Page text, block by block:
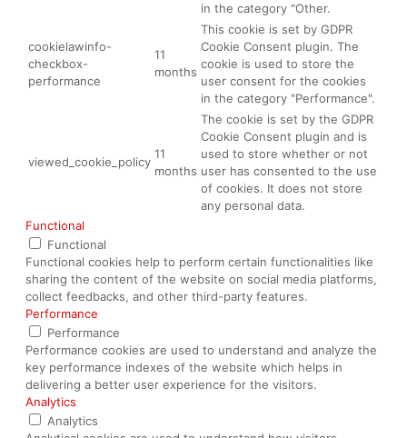
in the category "Other.
cookielawinfo-
checkbox-
performance
11
months
This cookie is set by GDPR
Cookie Consent plugin. The
cookie is used to store the
user consent for the cookies
in the category "Performance".
viewed_cookie_policy
11
months
The cookie is set by the GDPR
Cookie Consent plugin and is
used to store whether or not
user has consented to the use
of cookies. It does not store
any personal data.
Functional
Functional
Functional cookies help to perform certain functionalities like
sharing the content of the website on social media platforms,
collect feedbacks, and other third-party features.
Performance
Performance
Performance cookies are used to understand and analyze the
key performance indexes of the website which helps in
delivering a better user experience for the visitors.
Analytics
Analytics